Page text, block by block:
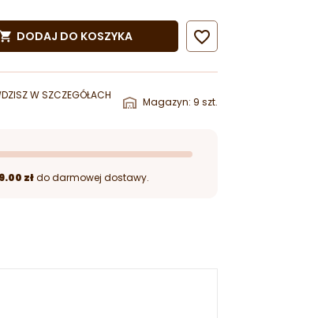
 DODAJ DO KOSZYKA 
W SZCZEGÓŁACH
Magazyn: 9 szt.
złdo darmowej dostawy.